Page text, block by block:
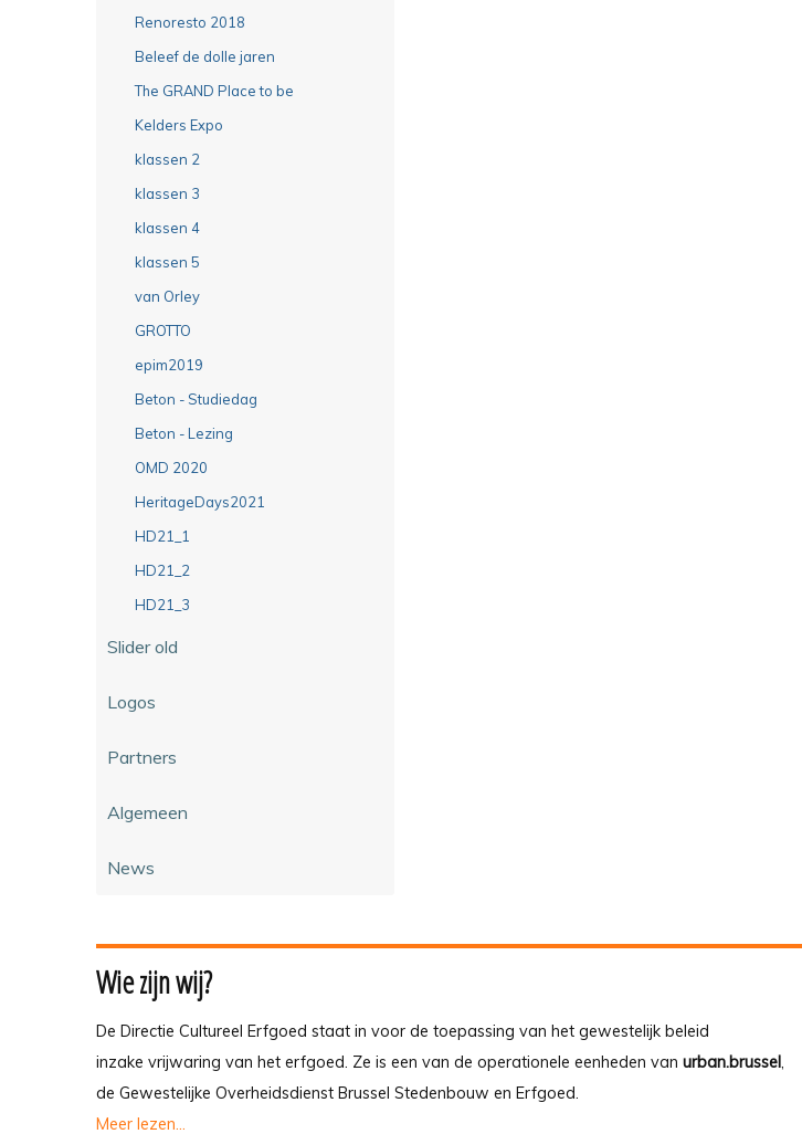
Renoresto 2018
Beleef de dolle jaren
The GRAND Place to be
Kelders Expo
klassen 2
klassen 3
klassen 4
klassen 5
van Orley
GROTTO
epim2019
Beton - Studiedag
Beton - Lezing
OMD 2020
HeritageDays2021
HD21_1
HD21_2
HD21_3
Slider old
Logos
Partners
Algemeen
News
Wie zijn wij?
De Directie Cultureel Erfgoed staat in voor de toepassing van het gewestelijk beleid
inzake vrijwaring van het erfgoed. Ze is een van de operationele eenheden van urban.brussel,
de Gewestelijke Overheidsdienst Brussel Stedenbouw en Erfgoed.
Meer lezen...